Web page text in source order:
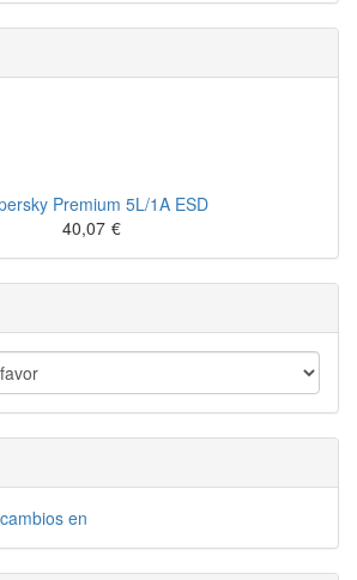
Premium 5L/1A ESD
40,07 €
en